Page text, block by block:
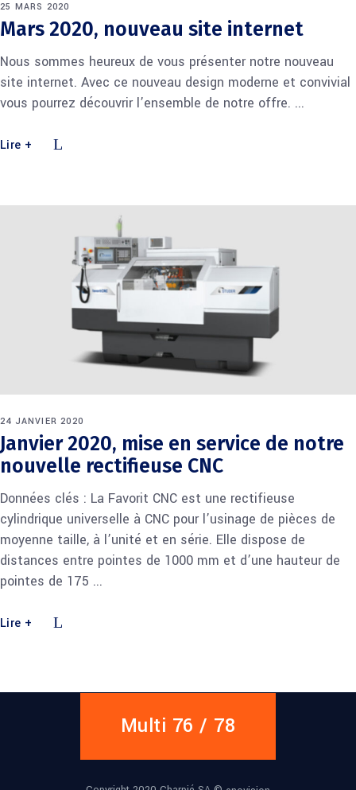
25 MARS 2020
Mars 2020, nouveau site internet
Nous sommes heureux de vous présenter notre nouveau
site internet. Avec ce nouveau design moderne et convivial
vous pourrez découvrir l’ensemble de notre offre.
Lire +
24 JANVIER 2020
Janvier 2020, mise en service de notre
nouvelle rectifieuse CNC
Données clés : La Favorit CNC est une rectifieuse
cylindrique universelle à CNC pour l’usinage de pièces de
moyenne taille, à l’unité et en série. Elle dispose de
distances entre pointes de 1000 mm et d’une hauteur de
pointes de 175
Lire +
Multi 76 / 78